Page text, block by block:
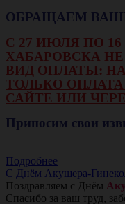
ОБРАЩАЕМ
С 27 ИЮЛЯ ПО
ХАБАРОВСКА НЕ
ВИД ОПЛАТЫ:
ТОЛЬКО
САЙТЕ ИЛИ
Приносим свои
Подробнее
С Днём Акушера-
Поздравляем с Днём
Спасибо за ваш труд,